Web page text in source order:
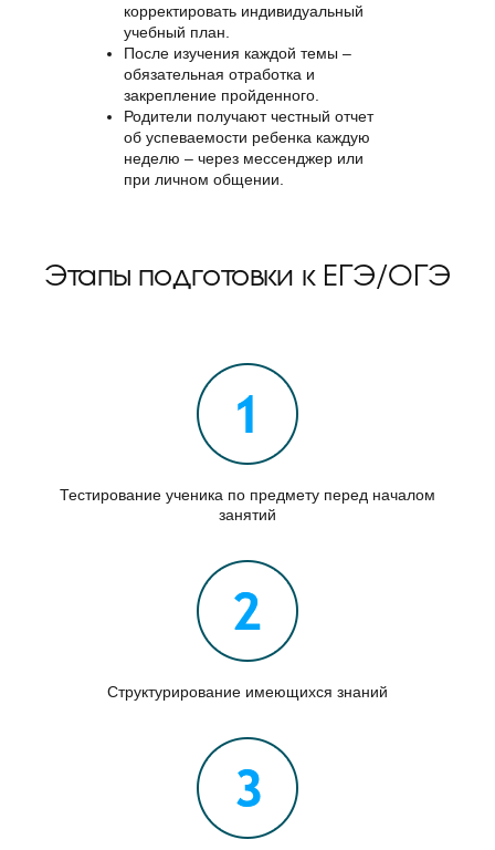
корректировать индивидуальный
учебный план.
После изучения каждой темы –
обязательная отработка и
закрепление пройденного.
Родители получают честный отчет
об успеваемости ребенка каждую
неделю – через мессенджер или
при личном общении.
Этапы подготовки к ЕГЭ/ОГЭ
Тестирование ученика по предмету перед началом
занятий
Структурирование имеющихся знаний